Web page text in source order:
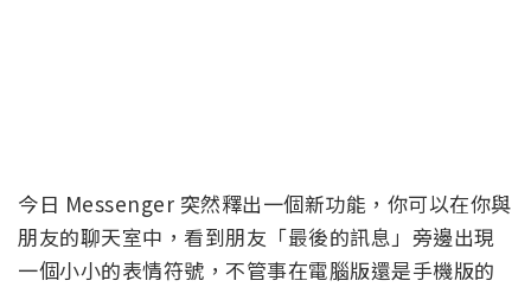
今日 Messenger 突然釋出一個新功能，你可以在你與
朋友的聊天室中，看到朋友「最後的訊息」旁邊出現
一個小小的表情符號，不管事在電腦版還是手機版的